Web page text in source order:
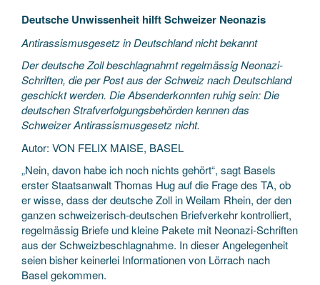
Deutsche Unwissenheit hilft Schweizer Neonazis
Antirassismusgesetz in Deutschland nicht bekannt
Der deutsche Zoll beschlagnahmt regelmässig Neonazi-
Schriften, die per Post aus der Schweiz nach Deutschland
geschickt werden. Die Absenderkonnten ruhig sein: Die
deutschen Strafverfolgungsbehörden kennen das
Schweizer Antirassismusgesetz nicht.
Autor: VON FELIX MAISE, BASEL
„Nein, davon habe ich noch nichts gehört“, sagt Basels
erster Staatsanwalt Thomas Hug auf die Frage des TA, ob
er wisse, dass der deutsche Zoll in Weilam Rhein, der den
ganzen schweizerisch-deutschen Briefverkehr kontrolliert,
regelmässig Briefe und kleine Pakete mit Neonazi-Schriften
aus der Schweizbeschlagnahme. In dieser Angelegenheit
seien bisher keinerlei Informationen von Lörrach nach
Basel gekommen.